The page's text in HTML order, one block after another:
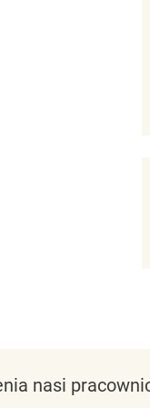
nasi